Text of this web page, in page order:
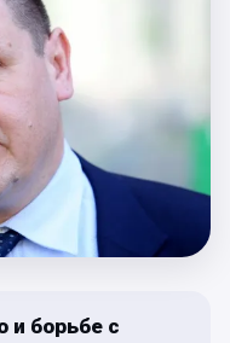
борьбе с